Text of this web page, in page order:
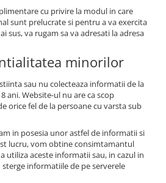
cu privire la modul in care
sunt prelucrate si pentru a va exercita
sus, va rugam sa va adresati la adresa
minorilor
sau nu colecteaza informatii de la
ani. Website-ul nu are ca scop
orice fel de la persoane cu varsta sub
in posesia unor astfel de informatii si
lucru, vom obtine consimtamantul
utiliza aceste informatii sau, in cazul in
informatiile de pe serverele